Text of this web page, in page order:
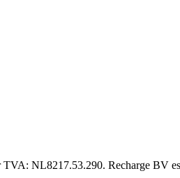
NL8217.53.290. Recharge BV